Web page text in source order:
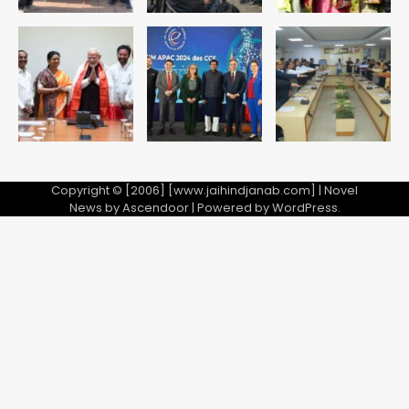
Team JHJ
Copyright © [2006] [www.jaihindjanab.com] | Novel
News byAscendoor| Powered byWordPress.